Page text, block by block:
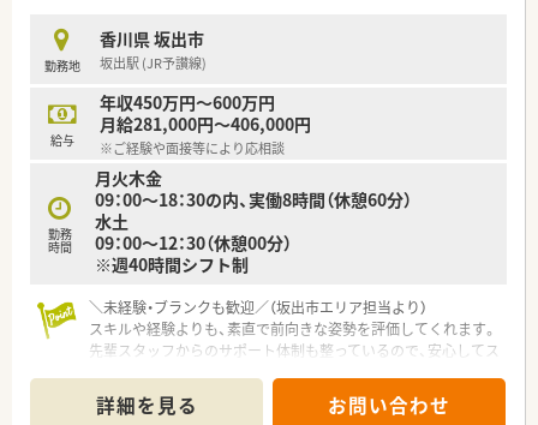
に向き合っており、スタッフの満足度も高い法人です。
【こんな取り組みをしています】
■患者様に選ばれる薬局を目指して、ただの説明に終始しない親
切で丁寧なコミュニケーションを徹底しています。
■自動練り機をはじめとする先進的な調剤設備を積極的に導入
し、薬剤師が投薬に集中できる環境を整えています。
■風通しの良い組織作りが徹底されており、経営陣に対して現場
からの意見や提案を伝えやすい環境が魅力です。
勤務地
香川県 坂出市
坂出駅 (JR予讃線)
給与
年収450万円～600万円
月給281,000円～406,000円
※ご経験や面接等により応相談
勤務
時間
月火木金
09：00～18：30の内、実働8時間（休憩60分）
水土
09：00～12：30（休憩00分）
※週40時間シフト制
＼未経験・ブランクも歓迎／（坂出市エリア担当より）
スキルや経験よりも、素直で前向きな姿勢を評価してくれます。
先輩スタッフからのサポート体制も整っているので、安心してス
＊------------------------------------------＊
詳細を見る お問い合わせ